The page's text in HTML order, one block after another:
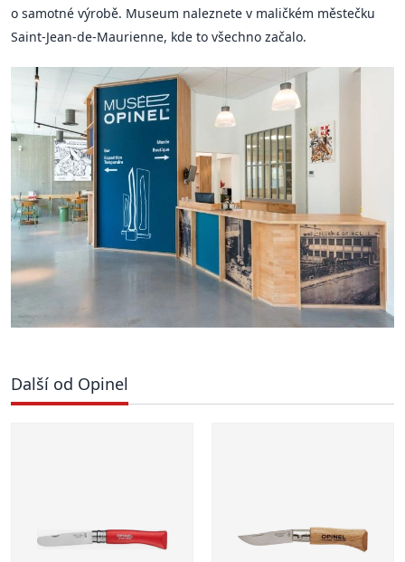
o samotné výrobě. Museum naleznete v maličkém městečku
Saint-Jean-de-Maurienne, kde to všechno začalo.
Další od Opinel